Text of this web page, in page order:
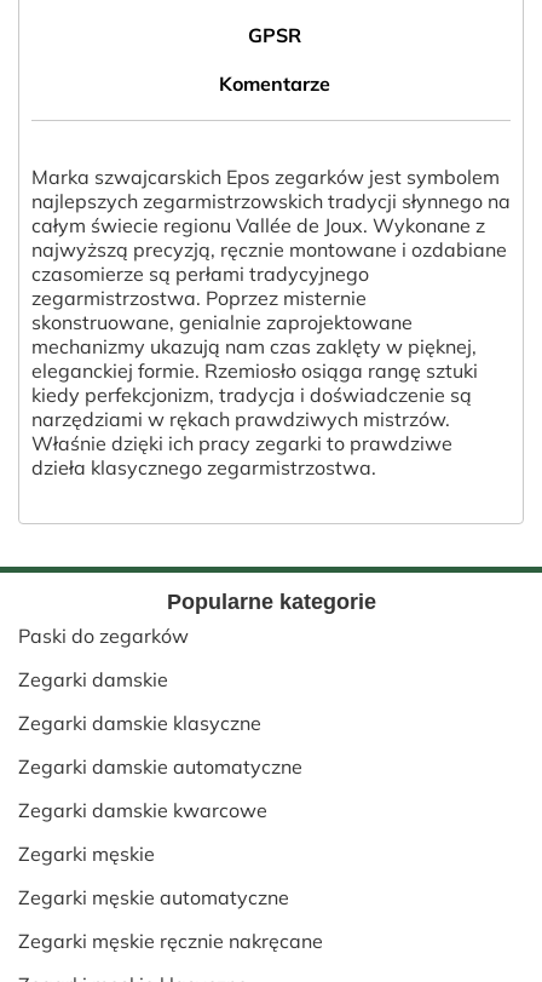
GPSR
Komentarze
Marka szwajcarskich Epos zegarków jest symbolem
najlepszych zegarmistrzowskich tradycji słynnego na
całym świecie regionu Vallée de Joux. Wykonane z
najwyższą precyzją, ręcznie montowane i ozdabiane
czasomierze są perłami tradycyjnego
zegarmistrzostwa. Poprzez misternie
skonstruowane, genialnie zaprojektowane
mechanizmy ukazują nam czas zaklęty w pięknej,
eleganckiej formie. Rzemiosło osiąga rangę sztuki
kiedy perfekcjonizm, tradycja i doświadczenie są
narzędziami w rękach prawdziwych mistrzów.
Właśnie dzięki ich pracy zegarki to prawdziwe
dzieła klasycznego zegarmistrzostwa.
Popularne kategorie
Paski do zegarków
Zegarki damskie
Zegarki damskie klasyczne
Zegarki damskie automatyczne
Zegarki damskie kwarcowe
Zegarki męskie
Zegarki męskie automatyczne
Zegarki męskie ręcznie nakręcane